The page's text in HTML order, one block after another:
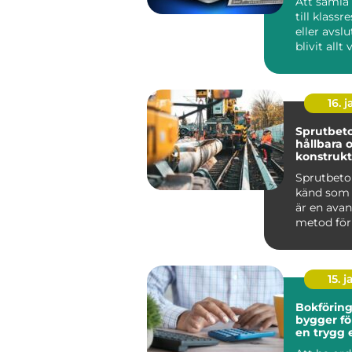
till
eller
blivit allt
16.
hållbara
känd
är en
metod
15.
bygger
en trygg